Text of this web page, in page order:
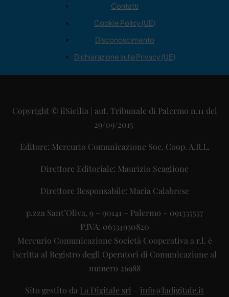
Contatti
Cookie Policy (UE)
Disconoscimento
Dichiarazione sulla Privacy (UE)
Copyright © ilSicilia | aut. Tribunale di Palermo n.11 del
29/09/2015
Editore: Mercurio Comunicazione Soc. Coop. A.R.L.
Direttore Editoriale: Maurizio Scaglione
Direttore Responsabile: Maria Calabrese
p.zza Sant’Oliva, 9 – 90141 – Palermo – 091335557
P.IVA: 06334930820
Mercurio Comunicazione Società Cooperativa a r.l. è
iscritta al Registro degli Operatori di Comunicazione al
numero 26988
Sito gestito da La Digitale srl – info@ladigitale.it